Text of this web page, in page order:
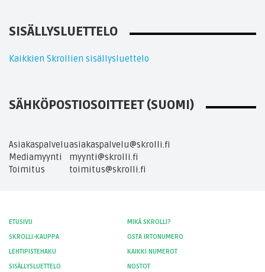
SISÄLLYSLUETTELO
Kaikkien Skrollien sisällysluettelo
SÄHKÖPOSTIOSOITTEET (SUOMI)
Asiakaspalveluasiakaspalvelu@skrolli.fi
Mediamyynti
myynti@skrolli.fi
Toimitus
toimitus@skrolli.fi
ETUSIVU
MIKÄ SKROLLI?
SKROLLI-KAUPPA
OSTA IRTONUMERO
LEHTIPISTEHAKU
KAIKKI NUMEROT
SISÄLLYSLUETTELO
NOSTOT